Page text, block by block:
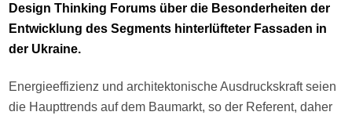
Design Thinking Forums über die Besonderheiten der
Entwicklung des Segments hinterlüfteter Fassaden in
der Ukraine.
Energieeffizienz und architektonische Ausdruckskraft seien
die Haupttrends auf dem Baumarkt, so der Referent, daher